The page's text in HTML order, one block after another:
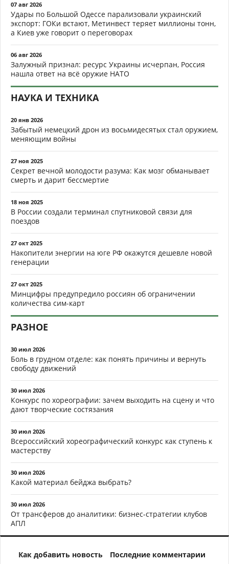
07 авг 2026
Удары по Большой Одессе парализовали украинский
экспорт: ГОКи встают, Метинвест теряет миллионы тонн,
а Киев уже говорит о переговорах
06 авг 2026
Залужный признал: ресурс Украины исчерпан, Россия
нашла ответ на всё оружие НАТО
НАУКА И ТЕХНИКА
20 янв 2026
Забытый немецкий дрон из восьмидесятых стал оружием,
меняющим войны
27 ноя 2025
Секрет вечной молодости разума: Как мозг обманывает
смерть и дарит бессмертие
18 ноя 2025
В России создали терминал спутниковой связи для
поездов
27 окт 2025
Накопители энергии на юге РФ окажутся дешевле новой
генерации
27 окт 2025
Минцифры предупредило россиян об ограничении
количества сим-карт
РАЗНОЕ
30 июл 2026
Боль в грудном отделе: как понять причины и вернуть
свободу движений
30 июл 2026
Конкурс по хореографии: зачем выходить на сцену и что
дают творческие состязания
30 июл 2026
Всероссийский хореографический конкурс как ступень к
мастерству
30 июл 2026
Какой материал бейджа выбрать?
30 июл 2026
От трансферов до аналитики: бизнес-стратегии клубов
АПЛ
Как добавить новость Последние комментарии